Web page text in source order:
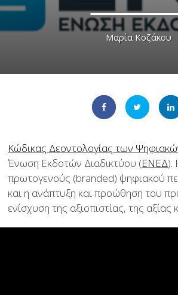
Μαρία Κοζάκου
Κώδικας Δεοντολογίας των
Ένωση Εκδοτών Διαδικτύου (ΕΝΕΔ).
πρωτογενούς (branded) ψηφιακού
και η ανάπτυξη και προώθηση του
ενίσχυση της αξιοπιστίας, της